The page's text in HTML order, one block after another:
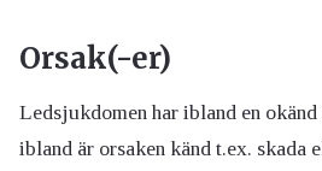
Orsak(-er)
Ledsjukdomen har ibland en
ibland är orsaken känd t.ex. skada